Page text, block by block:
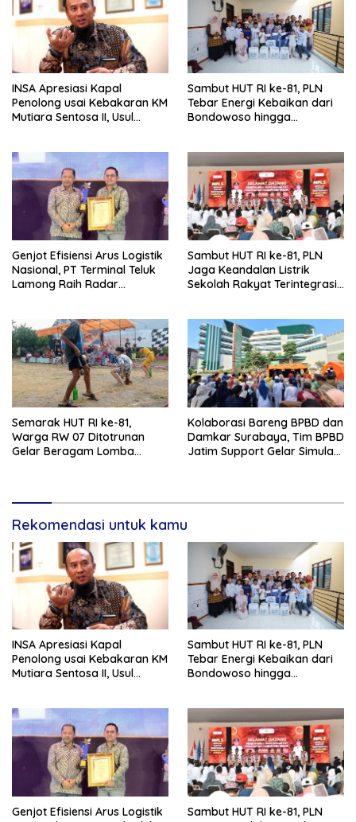
INSA Apresiasi Kapal
Penolong usai Kebakaran KM
Mutiara Sentosa II, Usul
Sambut HUT RI ke-81, PLN
Tebar Energi Kebaikan dari
Bondowoso hingga
Genjot Efisiensi Arus Logistik
Nasional, PT Terminal Teluk
Lamong Raih Radar
Sambut HUT RI ke-81, PLN
Jaga Keandalan Listrik
Sekolah Rakyat Terintegrasi 1
Semarak HUT RI ke-81,
Warga RW 07 Ditotrunan
Gelar Beragam Lomba
Kolaborasi Bareng BPBD dan
Damkar Surabaya, Tim BPBD
Jatim Support Gelar Simulasi
Rekomendasi untuk kamu
INSA Apresiasi Kapal
Penolong usai Kebakaran KM
Mutiara Sentosa II, Usul
Sambut HUT RI ke-81, PLN
Tebar Energi Kebaikan dari
Bondowoso hingga
Genjot Efisiensi Arus Logistik
Sambut HUT RI ke-81, PLN